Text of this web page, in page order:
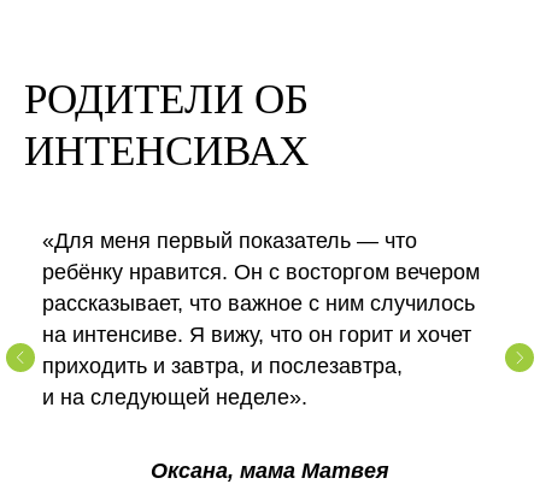
РОДИТЕЛИ ОБ
ИНТЕНСИВАХ
«Для меня первый показатель — что
ребёнку нравится. Он с восторгом вечером
рассказывает, что важное с ним случилось
на интенсиве. Я вижу, что он горит и хочет
приходить и завтра, и послезавтра,
и на следующей неделе».
Оксана, мама Матвея